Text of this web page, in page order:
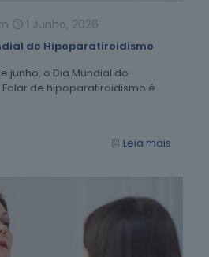
1 Junho, 2026
do Hipoparatiroidismo
junho, o Dia Mundial do
de hipoparatiroidismo é
Leia mais